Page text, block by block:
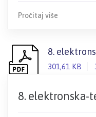
Pročitaj više
8.
301,61 KB
8. elektronska-